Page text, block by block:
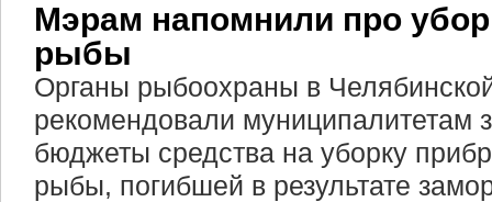
Мэрам напомнили про
рыбы
Органы рыбоохраны в
рекомендовали муниципалитетам
бюджеты средства на уборку
рыбы, погибшей в результате